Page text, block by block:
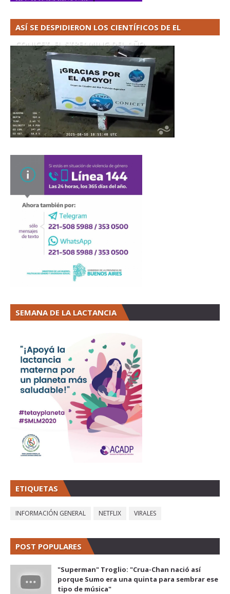
ASÍ SE DESPIDIERON LOS CIENTÍFICOS DE EL
CONICET. EL STREAMING DEL AÑO
SEMANA DE LA LACTANCIA
ETIQUETAS
INFORMACIÓN GENERAL NETFLIX VIRALES
POST POPULARES
"Superman" Troglio: "Crua-Chan nació así
porque Sumo era una quinta para sembrar ese
tipo de música"